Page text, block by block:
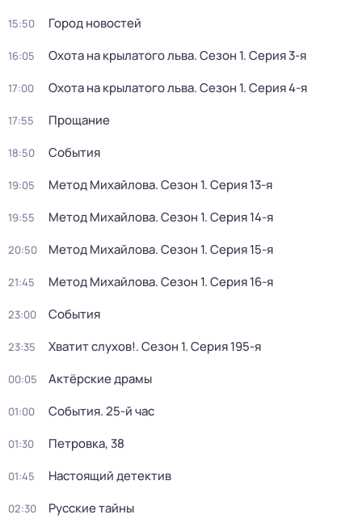
15:50 Город новостей
16:05 Охота на крылатого льва. Сезон 1. Серия 3-я
17:00 Охота на крылатого льва. Сезон 1. Серия 4-я
17:55 Прощание
18:50 События
19:05 Метод Михайлова. Сезон 1. Серия 13-я
19:55 Метод Михайлова. Сезон 1. Серия 14-я
20:50 Метод Михайлова. Сезон 1. Серия 15-я
21:45 Метод Михайлова. Сезон 1. Серия 16-я
23:00 События
23:35 Хватит слухов!. Сезон 1. Серия 195-я
00:05 Актёрские драмы
01:00 События. 25-й час
01:30 Петровка, 38
01:45 Настоящий детектив
02:30 Русские тайны